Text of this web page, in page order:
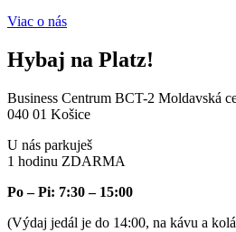
Viac o nás
Hybaj na Platz!
Business Centrum BCT-2 Moldavská
040 01 Košice
U nás parkuješ
1 hodinu ZDARMA
Po – Pi: 7:30 – 15:00
(Výdaj jedál je do 14:00, na kávu a